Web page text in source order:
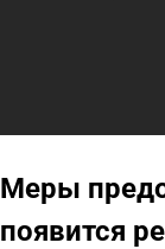
Меры
появится